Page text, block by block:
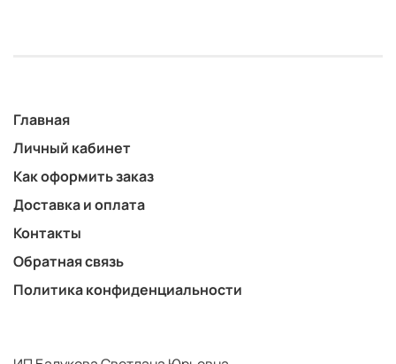
Главная
Личный кабинет
Как оформить заказ
Доставка и оплата
Контакты
Обратная связь
Политика конфиденциальности